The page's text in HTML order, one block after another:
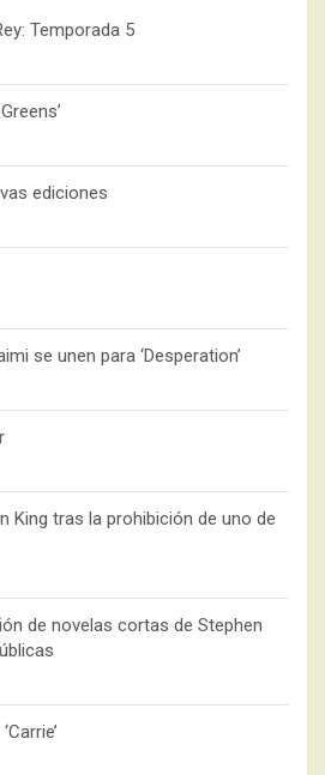
Temporada 5
ediciones
se unen para ‘Desperation’
King tras la prohibición de uno de
de novelas cortas de Stephen